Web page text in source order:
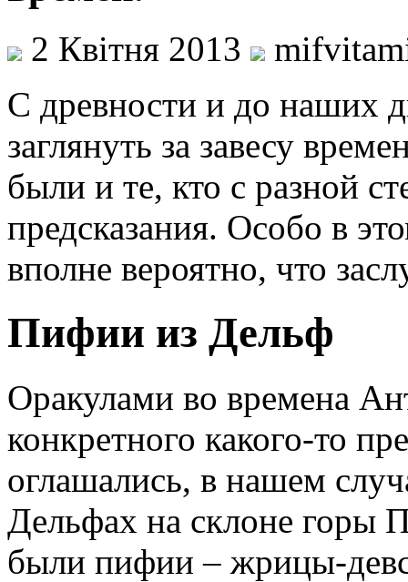
2 Квітня 2013
С древности и до наших
заглянуть за завесу
были и те, кто с разной
предсказания. Особо в
вполне вероятно, что
Пифии из Дельф
Оракулами во времена
конкретного какого-то
оглашались, в нашем
Дельфах на склоне горы
были пифии – жрицы-